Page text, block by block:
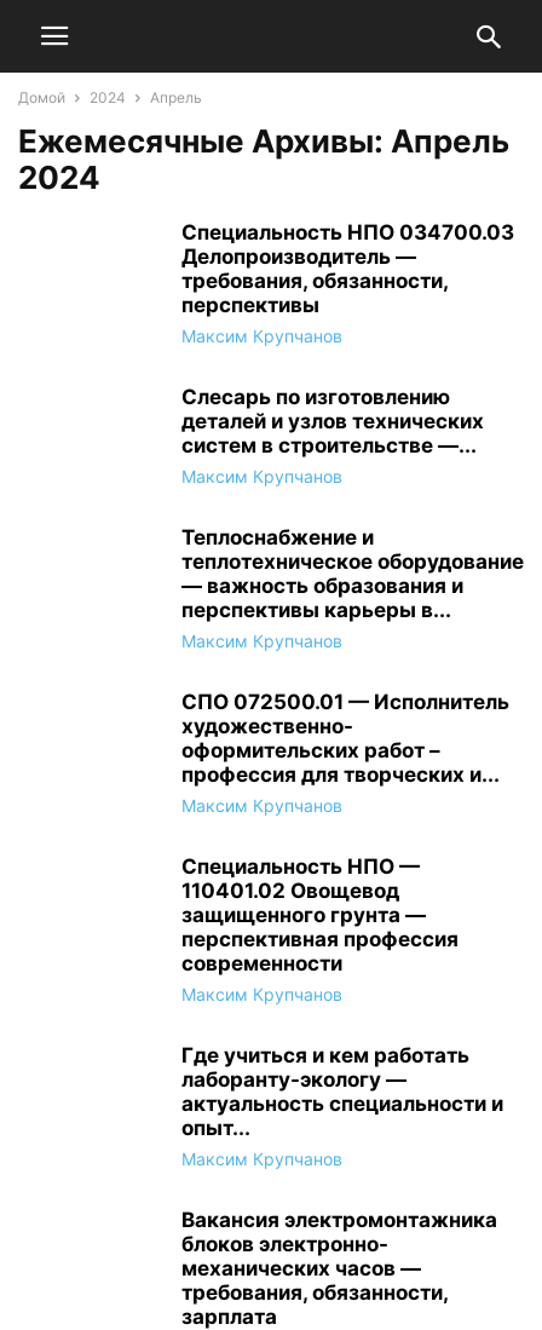
Домой 2024 Апрель
Ежемесячные Архивы: Апрель
2024
Специальность НПО 034700.03
Делопроизводитель —
требования, обязанности,
перспективы
Максим Крупчанов
Слесарь по изготовлению
деталей и узлов технических
систем в строительстве —...
Максим Крупчанов
Теплоснабжение и
теплотехническое оборудование
— важность образования и
перспективы карьеры в...
Максим Крупчанов
СПО 072500.01 — Исполнитель
художественно-
оформительских работ –
профессия для творческих и...
Максим Крупчанов
Специальность НПО —
110401.02 Овощевод
защищенного грунта —
перспективная профессия
современности
Максим Крупчанов
Где учиться и кем работать
лаборанту-экологу —
актуальность специальности и
опыт...
Максим Крупчанов
Вакансия электромонтажника
блоков электронно-
механических часов —
требования, обязанности,
зарплата